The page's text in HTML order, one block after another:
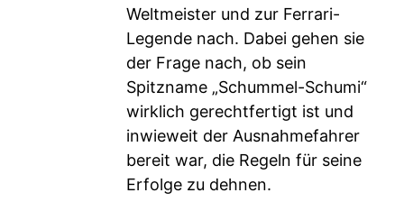
Weltmeister und zur Ferrari-
Legende nach. Dabei gehen sie
der Frage nach, ob sein
Spitzname „Schummel-Schumi“
wirklich gerechtfertigt ist und
inwieweit der Ausnahmefahrer
bereit war, die Regeln für seine
Erfolge zu dehnen.